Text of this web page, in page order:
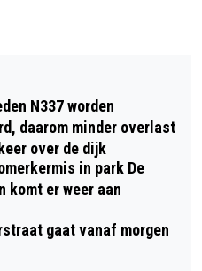
IN HET
DEMENTIEIN
EN HEINO LEIDT
20-JARIGE
N337 worden
daarom minder overlast
over de dijk
in park De
komt er weer aan
gaat vanaf morgen